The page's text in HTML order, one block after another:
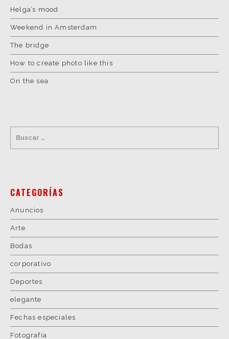
Helga’s mood
Weekend in Amsterdam
The bridge
How to create photo like this
On the sea
CATEGORÍAS
Anuncios
Arte
Bodas
corporativo
Deportes
elegante
Fechas especiales
Fotografia